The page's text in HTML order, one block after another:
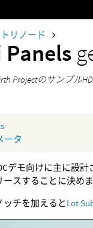
リノード
Panels
Projectのサンプル
ータ
デモ向けに主に設
スすることに決めま
チを加えるとLot